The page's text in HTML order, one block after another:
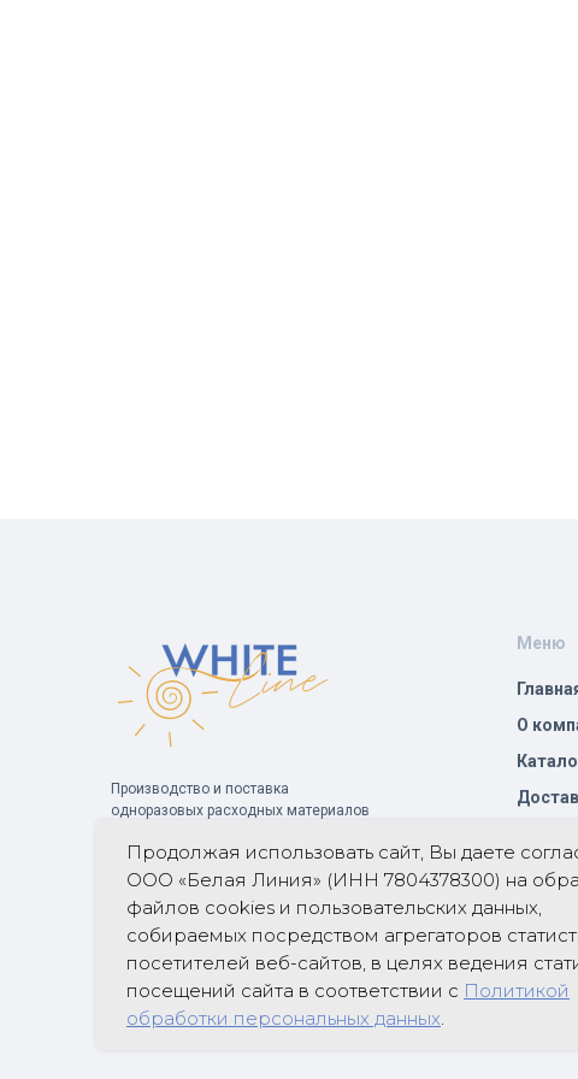
Продолжая использовать сайт, Вы даете
ООО «Белая Линия» (ИНН 7804378300) на
файлов cookies и пользовательских данных,
собираемых посредством агрегаторов
посетителей веб-сайтов, в целях ведения
посещений сайта в соответствии с Политикой
обработки персональных данных.
Производство и поставка
одноразовых расходных материалов
Меню
О
ⓒ Все права защищены.
Политика в отношении обработки персональных данных
Пользовательское
соглашение
Публичный договор оферты
Согласие на обработку персональных
данных